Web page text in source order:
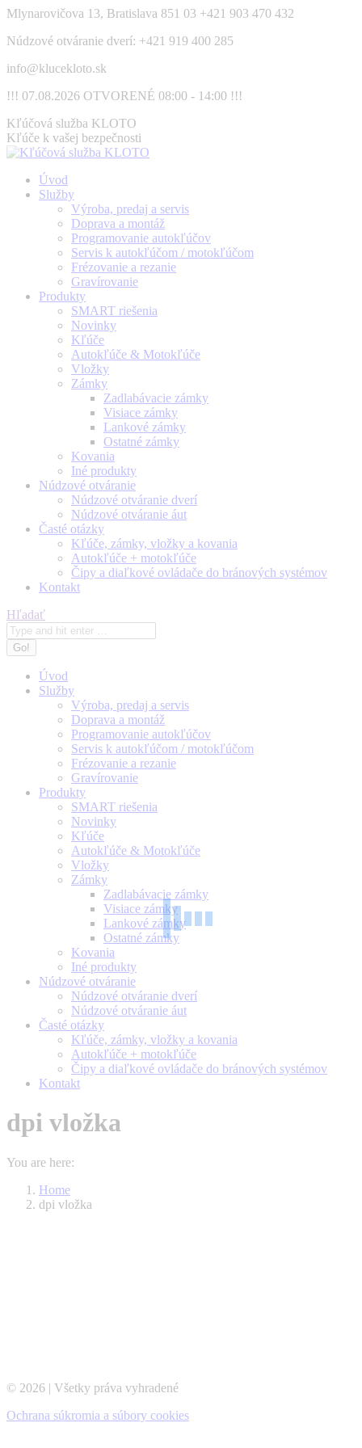
Skip
content
Mlynarovičova 13, Bratislava 851 03 +421 903 470 432
Núdzové otváranie dverí: +421 919 400 285
info@klucekloto.sk
!!! 07.08.2026 OTVORENÉ 08:00 - 14:00 !!!
Facebook
page
opens
new
window
Kľúčová služba KLOTO
Kľúče k vašej bezpečnosti
Úvod
Služby
Výroba, predaj a servis
Doprava a montáž
Programovanie autokľúčov
Servis k autokľúčom / motokľúčom
Frézovanie a rezanie
Gravírovanie
Produkty
SMART riešenia
Novinky
Kľúče
Autokľúče & Motokľúče
Vložky
Zámky
Zadlabávacie zámky
Visiace zámky
Lankové zámky
Ostatné zámky
Kovania
Iné produkty
Núdzové otváranie
Núdzové otváranie dverí
Núdzové otváranie áut
Časté otázky
Kľúče, zámky, vložky a kovania
Autokľúče + motokľúče
Čipy a diaľkové ovládače do bránových systémov
Kontakt
Search:
Hľadať
Úvod
Služby
Výroba, predaj a servis
Doprava a montáž
Programovanie autokľúčov
Servis k autokľúčom / motokľúčom
Frézovanie a rezanie
Gravírovanie
Produkty
SMART riešenia
Novinky
Kľúče
Autokľúče & Motokľúče
Vložky
Zámky
Zadlabávacie zámky
Visiace zámky
Lankové zámky
Ostatné zámky
Kovania
Iné produkty
Núdzové otváranie
Núdzové otváranie dverí
Núdzové otváranie áut
Časté otázky
Kľúče, zámky, vložky a kovania
Autokľúče + motokľúče
Čipy a diaľkové ovládače do bránových systémov
Kontakt
dpi vložka
You are here:
Home
dpi vložka
© 2026 | Všetky práva vyhradené
Ochrana súkromia a súbory cookies